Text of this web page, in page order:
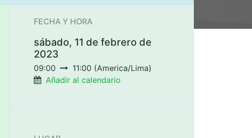
FECHA Y HORA
sábado, 11 de febrero de
2023
09:00 11:00 (America/Lima)
Añadir al calendario